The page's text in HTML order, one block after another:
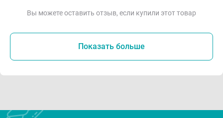
Вы можете оставить отзыв, если купили этот товар
Показать больше